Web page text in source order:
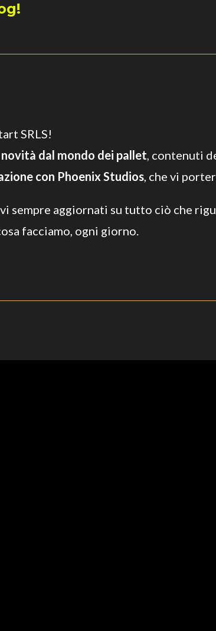
SRLS!
novità dal mondo dei pallet, contenuti
con Phoenix Studios, che vi
sempre aggiornati su tutto ciò che
facciamo, ogni giorno.